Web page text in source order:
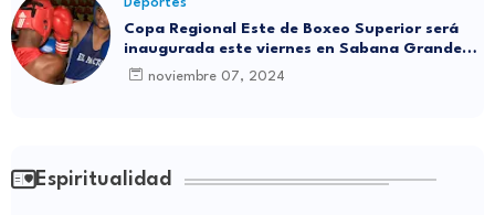
Copa Regional Este de Boxeo Superior será
inaugurada este viernes en Sabana Grande
de Boyá
noviembre 07, 2024
Espiritualidad